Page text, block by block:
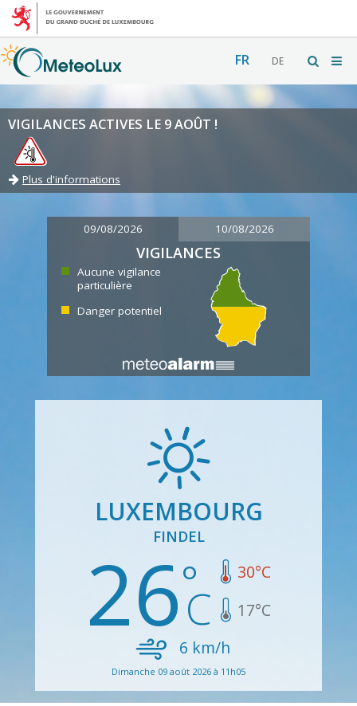
FR DE
VIGILANCES ACTIVES LE 9 AOÛT !
Plus d'informations
09/08/2026 10/08/2026
VIGILANCES
Aucune vigilance
particulière
Danger potentiel
LUXEMBOURG
FINDEL
26 30°C
17°C
6 km/h
Dimanche 09 août 2026 à 11h05